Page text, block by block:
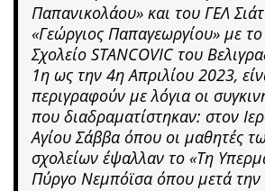
Παπανικολάου» και του ΓΕΛ
«Γεώργιος Παπαγεωργίου» με
Σχολείο STANCOVIC του
1η ως την 4η Απριλίου 2023,
περιγραφούν με λόγια οι
που διαδραματίστηκαν: στον
Αγίου Σάββα όπου οι μαθητές
σχολείων έψαλλαν το «Τη
Πύργο Νεμπόϊσα όπου μετά την